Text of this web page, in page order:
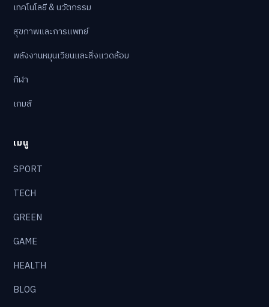
เทคโนโลยี & นวัตกรรม
สุขภาพและการแพทย์
พลังงานหมุนเวียนและสิ่งแวดล้อม
กีฬา
เกมส์
เมนู
SPORT
TECH
GREEN
GAME
HEALTH
BLOG